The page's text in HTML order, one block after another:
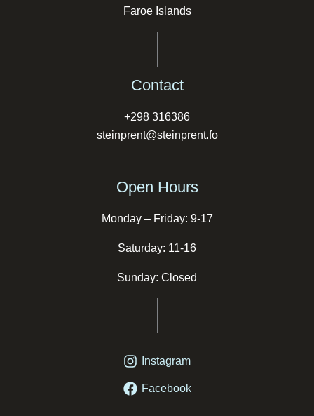
Faroe Islands
Contact
+298 316386
steinprent@steinprent.fo
Open Hours
Monday – Friday: 9-17
Saturday: 11-16
Sunday: Closed
Instagram
Facebook